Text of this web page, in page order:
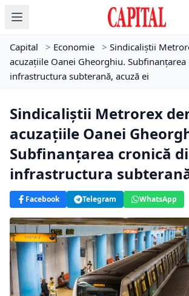
Capital > Economie > Sindicaliștii
acuzațiile Oanei Gheorghiu.
infrastructura subterană, acuză ei
Sindicaliștii Metrorex
acuzațiile Oanei
Subfinanțarea cronică
infrastructura
Facebook Telegram WhatsApp